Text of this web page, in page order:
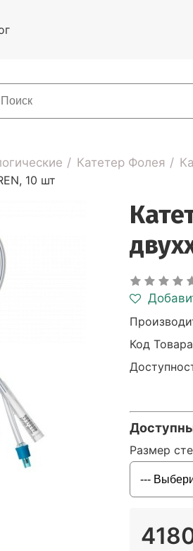
Катетер Фолея
10 шт
Код
Размер